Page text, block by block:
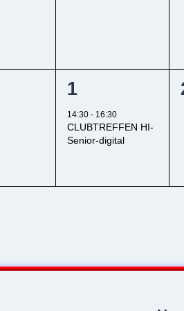
1
1
14:30 - 16:30
CLUBTREFFEN HI-
Senior-digital